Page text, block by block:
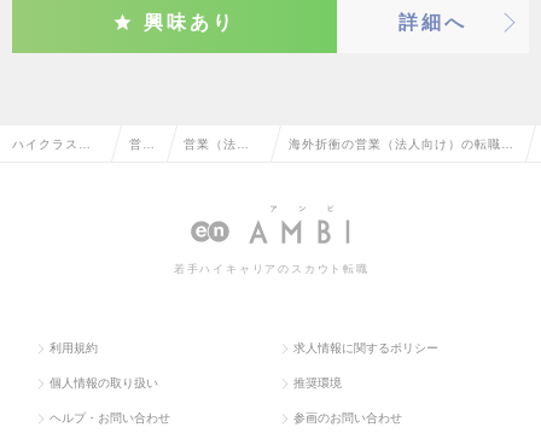
興味あり 詳細へ
ハイクラス求 営業 営業（法人 海外折衝の営業（法人向け）の転職・
若手ハイキャリアのスカウト転職
利用規約 求人情報に関するポリシー
個人情報の取り扱い 推奨環境
ヘルプ・お問い合わせ 参画のお問い合わせ